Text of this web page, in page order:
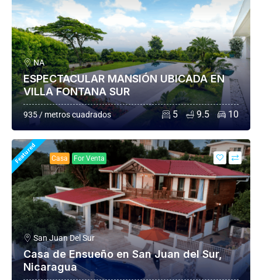
NA
ESPECTACULAR MANSIÓN UBICADA EN
VILLA FONTANA SUR
935 / metros cuadrados 5 9.5 10
Featured Casa For Venta
San Juan Del Sur
Casa de Ensueño en San Juan del Sur,
Nicaragua